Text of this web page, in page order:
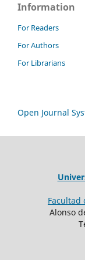
Information
For Readers
For Authors
For Librarians
Open Journal
Facultad
Alonso